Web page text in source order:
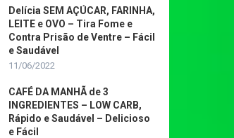
Delícia SEM AÇÚCAR, FARINHA,
LEITE e OVO – Tira Fome e
Contra Prisão de Ventre – Fácil
e Saudável
11/06/2022
CAFÉ DA MANHÃ de 3
INGREDIENTES – LOW CARB,
Rápido e Saudável – Delicioso
e Fácil